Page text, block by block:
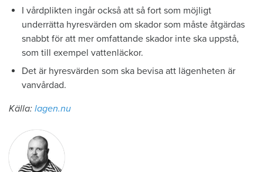
I vårdplikten ingår också att så fort som möjligt
underrätta hyresvärden om skador som måste åtgärdas
snabbt för att mer omfattande skador inte ska uppstå,
som till exempel vattenläckor.
Det är hyresvärden som ska bevisa att lägenheten är
vanvårdad.
Källa: lagen.nu